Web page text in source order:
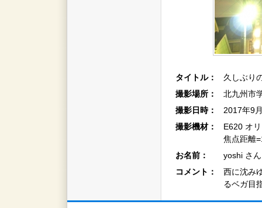
タイトル：
久しぶり
撮影場所：
北九州市
撮影日時：
2017年9
撮影機材：
E620 オ
焦点距離
お名前：
yoshi さん
コメント：
西に沈み
るベガ目